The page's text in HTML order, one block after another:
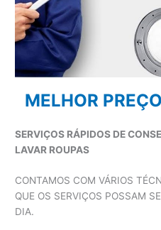
MELHOR
SERVIÇOS RÁPIDOS DE
LAVAR ROUPAS
CONTAMOS COM VÁRIOS
QUE OS SERVIÇOS POSSAM
DIA.